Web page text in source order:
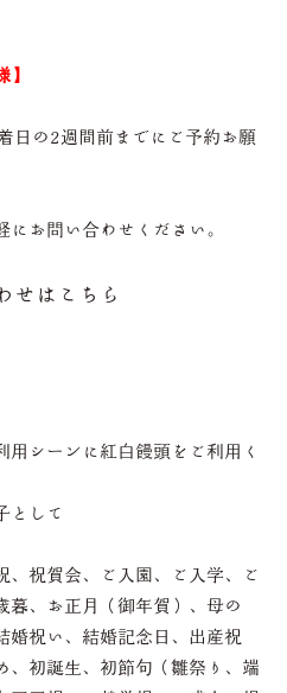
】
日の2週間前までにご予約お願
にお問い合わせください。
せはこちら
シーンに紅白饅頭をご利用く
として
、祝賀会、ご入園、ご入学、ご
暮、お正月（御年賀）、母の
婚祝い、結婚記念日、出産祝
、初誕生、初節句（雛祭り、端